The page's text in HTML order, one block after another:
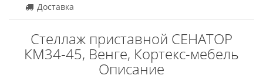
Доставка
Стеллаж приставной СЕНАТОР
КМ34-45, Венге, Кортекс-мебель
Описание